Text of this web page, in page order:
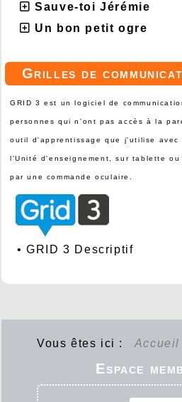
Sauve-toi Jérémie
Un bon petit ogre
Grilles de
GRID 3 est un logiciel de
personnes qui n'ont pas accès à la
outil d'apprentissage que j'utilise avec
l'Unité d'enseignement, sur tablette
par une commande oculaire.
•GRID 3 Descriptif
Vous êtes ici : Accueil
Espace